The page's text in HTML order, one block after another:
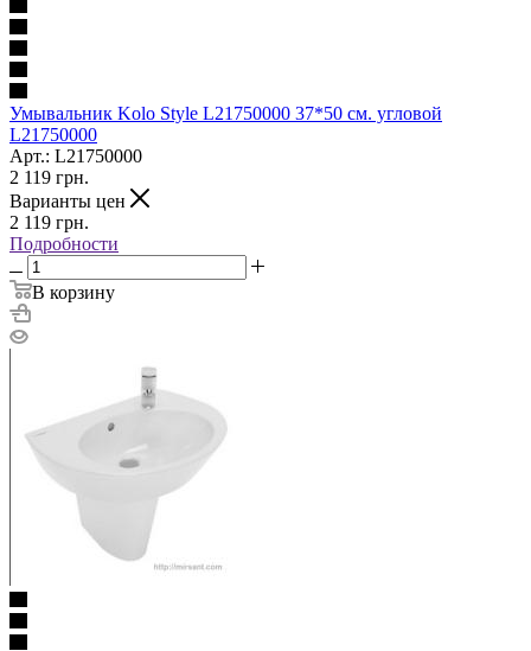
Умывальник Kolo Style L21750000 37*50 см. угловой
L21750000
Арт.: L21750000
2 119 грн.
Варианты цен
2 119 грн.
Подробности
В корзину